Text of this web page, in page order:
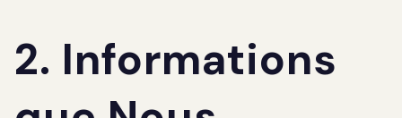
2. Informations